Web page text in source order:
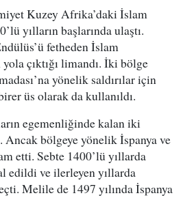
Kuzey Afrika’daki İslam
yılların başlarında ulaştı.
fetheden İslam
çıktığı limandı. İki bölge
yönelik saldırılar için
üs olarak da kullanıldı.
egemenliğinde kalan iki
Ancak bölgeye yönelik İspanya ve
etti. Sebte 1400’lü yıllarda
edildi ve ilerleyen yıllarda
Melile de 1497 yılında İspanya